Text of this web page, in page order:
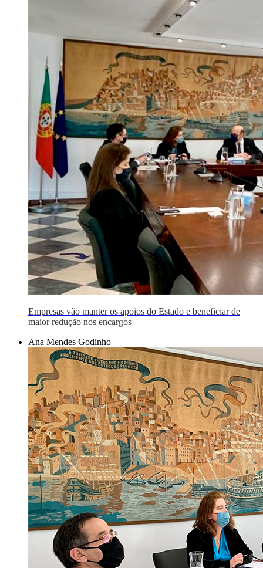
Empresas vão manter os apoios do Estado e beneficiar de
maior redução nos encargos
Ana Mendes Godinho